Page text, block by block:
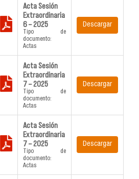
Acta Sesión
Extraordinaria
6 – 2025
Tipo de
documento:
Actas
Descargar
Acta Sesión
Extraordinaria
7 – 2025
Tipo de
documento:
Actas
Descargar
Acta Sesión
Extraordinaria
7 – 2025
Tipo de
documento:
Actas
Descargar